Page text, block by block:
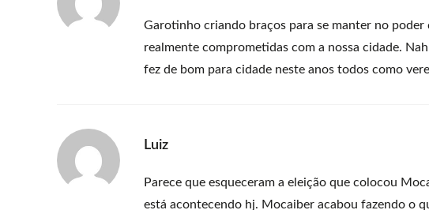
Garotinho criando braços para se manter no poder
realmente comprometidas com a nossa cidade.
fez de bom para cidade neste anos todos como
Luiz
Parece que esqueceram a eleição que colocou
está acontecendo hj. Mocaiber acabou fazendo o